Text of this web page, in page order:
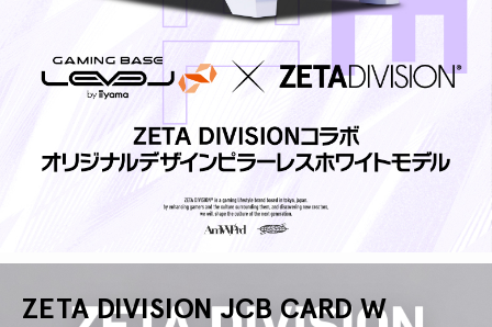
ZETA DIVISION JCB CARD W